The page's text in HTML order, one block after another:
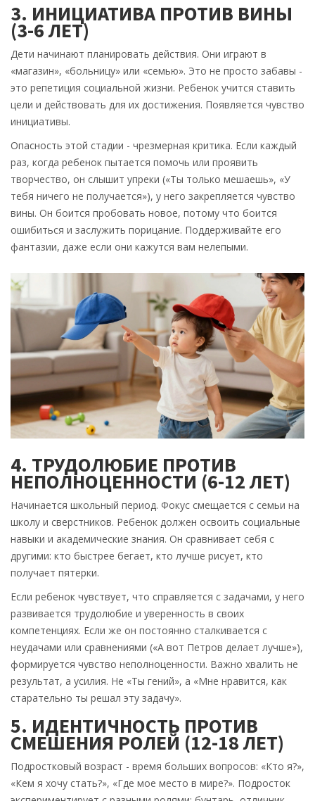
3. ИНИЦИАТИВА ПРОТИВ ВИНЫ
(3-6 ЛЕТ)
Дети начинают планировать действия. Они играют в
«магазин», «больницу» или «семью». Это не просто забавы -
это репетиция социальной жизни. Ребенок учится ставить
цели и действовать для их достижения. Появляется чувство
инициативы.
Опасность этой стадии - чрезмерная критика. Если каждый
раз, когда ребенок пытается помочь или проявить
творчество, он слышит упреки («Ты только мешаешь», «У
тебя ничего не получается»), у него закрепляется чувство
вины. Он боится пробовать новое, потому что боится
ошибиться и заслужить порицание. Поддерживайте его
фантазии, даже если они кажутся вам нелепыми.
4. ТРУДОЛЮБИЕ ПРОТИВ
НЕПОЛНОЦЕННОСТИ (6-12 ЛЕТ)
Начинается школьный период. Фокус смещается с семьи на
школу и сверстников. Ребенок должен освоить социальные
навыки и академические знания. Он сравнивает себя с
другими: кто быстрее бегает, кто лучше рисует, кто
получает пятерки.
Если ребенок чувствует, что справляется с задачами, у него
развивается трудолюбие и уверенность в своих
компетенциях. Если же он постоянно сталкивается с
неудачами или сравнениями («А вот Петров делает лучше»),
формируется чувство неполноценности. Важно хвалить не
результат, а усилия. Не «Ты гений», а «Мне нравится, как
старательно ты решал эту задачу».
5. ИДЕНТИЧНОСТЬ ПРОТИВ
СМЕШЕНИЯ РОЛЕЙ (12-18 ЛЕТ)
Подростковый возраст - время больших вопросов: «Кто я?»,
«Кем я хочу стать?», «Где мое место в мире?». Подросток